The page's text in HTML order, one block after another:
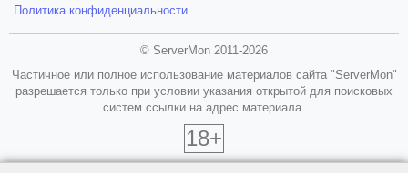
Политика конфиденциальности
© ServerMon 2011-2026
Частичное или полное использование материалов сайта "ServerMon"
разрешается только при условии указания открытой для поисковых
систем ссылки на адрес материала.
18+